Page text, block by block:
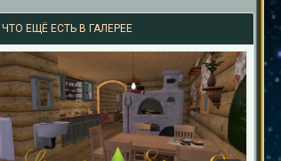
ЧТО ЕЩЁ ЕСТЬ В ГАЛЕРЕЕ